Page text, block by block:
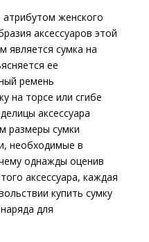
женского
аксессуаров этой
является сумка на
ее
ремень
на торсе или сгибе
аксессуара
размеры сумки
необходимые в
однажды оценив
аксессуара, каждая
купить сумку
для